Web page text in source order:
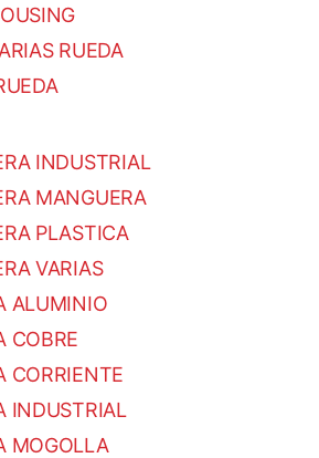
RUEDA
INDUSTRIAL
MANGUERA
PLASTICA
VARIAS
ALUMINIO
COBRE
CORRIENTE
INDUSTRIAL
MOGOLLA